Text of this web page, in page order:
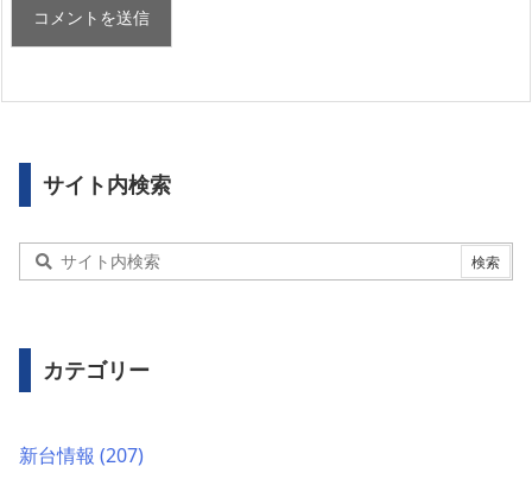
サイト内検索
カテゴリー
新台情報 (207)